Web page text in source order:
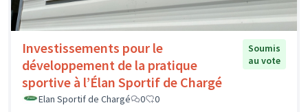
Investissements pour le
développement de la pratique
sportive à l’Élan Sportif de Chargé
Soumis
au vote
Elan Sportif de Chargé 0 0